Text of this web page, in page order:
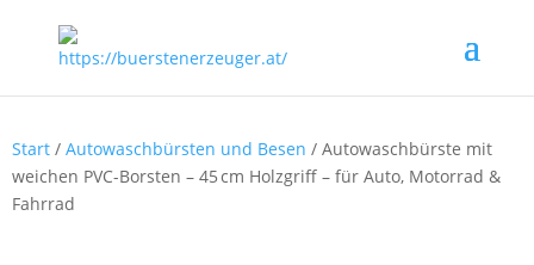
Start / Autowaschbürsten und Besen / Autowaschbürste mit
weichen PVC-Borsten – 45 cm Holzgriff – für Auto, Motorrad &
Fahrrad